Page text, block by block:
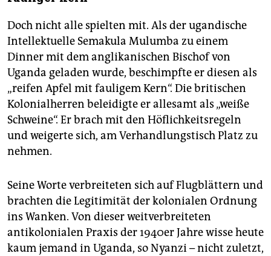
Doch nicht alle spielten mit. Als der ugandische
Intellektuelle Semakula Mulumba zu einem
Dinner mit dem anglikanischen Bischof von
Uganda geladen wurde, beschimpfte er diesen als
„reifen Apfel mit fauligem Kern“. Die britischen
Kolonialherren beleidigte er allesamt als „weiße
Schweine“. Er brach mit den Höflichkeitsregeln
und weigerte sich, am Verhandlungstisch Platz zu
nehmen.
Seine Worte verbreiteten sich auf Flugblättern und
brachten die Legitimität der kolonialen Ordnung
ins Wanken. Von dieser weitverbreiteten
antikolonialen Praxis der 1940er Jahre wisse heute
kaum jemand in Uganda, so Nyanzi – nicht zuletzt,